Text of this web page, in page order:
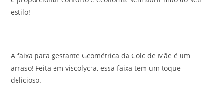
estilo!
A faixa para gestante Geométrica da Colo de Mãe é um
arraso! Feita em viscolycra, essa faixa tem um toque
delicioso.